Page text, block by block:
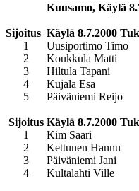
Kuusamo, Käylä 8
Sijoitus Käylä 8.7.2000
1
Uusiportimo Timo
2
Koukkula Matti
3
Hiltula Tapani
4
Kujala Esa
5
Päiväniemi Reijo
Sijoitus Käylä 8.7.2000
1
Kim Saari
2
Kettunen Hannu
3
Päiväniemi Jani
4
Kultalahti Ville